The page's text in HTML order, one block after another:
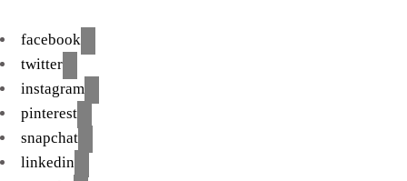
facebook
twitter
instagram
pinterest
snapchat
linkedin